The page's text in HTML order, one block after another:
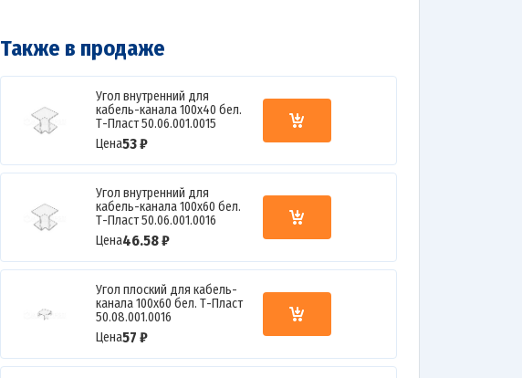
Также в продаже
Угол внутренний для
кабель-канала 100х40 бел.
Т-Пласт 50.06.001.0015
Цена53 ₽
Угол внутренний для
кабель-канала 100х60 бел.
Т-Пласт 50.06.001.0016
Цена46.58 ₽
Угол плоский для кабель-
канала 100х60 бел. Т-Пласт
50.08.001.0016
Цена57 ₽